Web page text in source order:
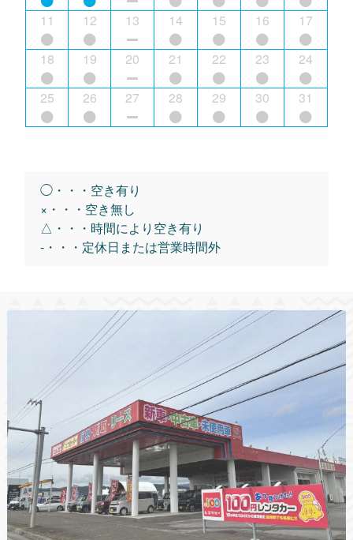
11 12 13 14 15 16 17
18 19 20 21 22 23 24
25 26 27 28 29 30 31
◯・・・空き有り
×・・・空き無し
△・・・時間により空き有り
-・・・定休日または営業時間外